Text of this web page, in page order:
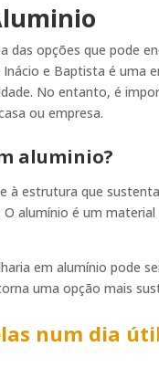
das opções que pode
e Baptista é uma
No entanto, é
ou empresa.
aluminio?
à estrutura que
alumínio é um
em alumínio pode
uma opção mais
num dia